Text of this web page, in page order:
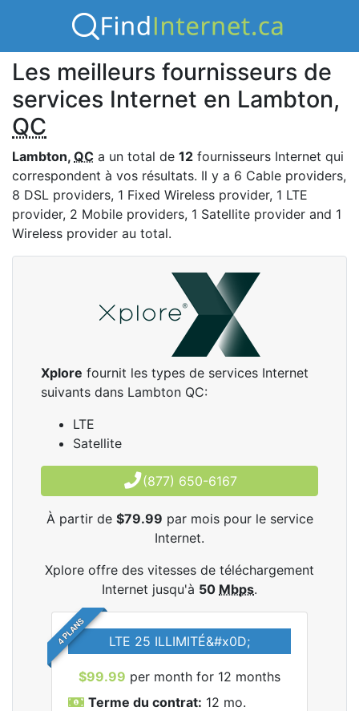
Les meilleurs fournisseurs de
services Internet en Lambton,
QC
Lambton, QC a un total de 12 fournisseurs Internet qui
correspondent à vos résultats. Il y a 6 Cable providers,
8 DSL providers, 1 Fixed Wireless provider, 1 LTE
provider, 2 Mobile providers, 1 Satellite provider and 1
Wireless provider au total.
Xplore fournit les types de services Internet
suivants dans Lambton QC:
LTE
Satellite
(877) 650-6167
À partir de $79.99 par mois pour le service
Internet.
Xplore offre des vitesses de téléchargement
Internet jusqu'à 50 Mbps.
4 PLANS LTE 25 ILLIMITÉ&#x0D;
$99.99 per month for 12 months
Terme du contrat: 12 mo.